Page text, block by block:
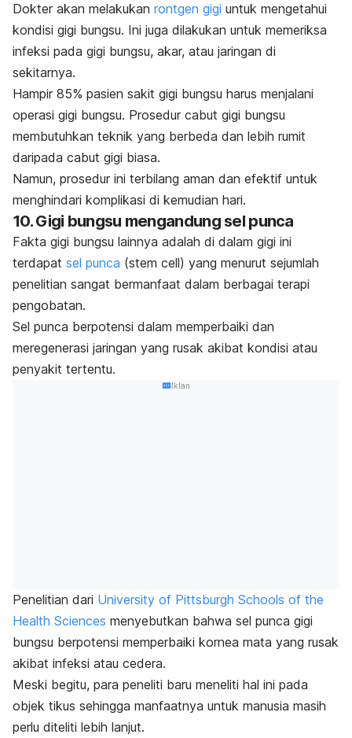
Dokter akan melakukan rontgen gigi untuk mengetahui
kondisi gigi bungsu. Ini juga dilakukan untuk memeriksa
infeksi pada gigi bungsu, akar, atau jaringan di
sekitarnya.
Hampir 85% pasien sakit gigi bungsu harus menjalani
operasi gigi bungsu. Prosedur cabut gigi bungsu
membutuhkan teknik yang berbeda dan lebih rumit
daripada cabut gigi biasa.
Namun, prosedur ini terbilang aman dan efektif untuk
menghindari komplikasi di kemudian hari.
10. Gigi bungsu mengandung sel punca
Fakta gigi bungsu lainnya adalah di dalam gigi ini
terdapat sel punca (stem cell) yang menurut sejumlah
penelitian sangat bermanfaat dalam berbagai terapi
pengobatan.
Sel punca berpotensi dalam memperbaiki dan
meregenerasi jaringan yang rusak akibat kondisi atau
penyakit tertentu.
Iklan
Penelitian dari University of Pittsburgh Schools of the
Health Sciences menyebutkan bahwa sel punca gigi
bungsu berpotensi memperbaiki kornea mata yang rusak
akibat infeksi atau cedera.
Meski begitu, para peneliti baru meneliti hal ini pada
objek tikus sehingga manfaatnya untuk manusia masih
perlu diteliti lebih lanjut.